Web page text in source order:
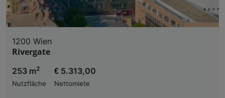
1200 Wien
Rivergate
253 m2
Nutzfläche
€ 5.313,00
Nettomiete